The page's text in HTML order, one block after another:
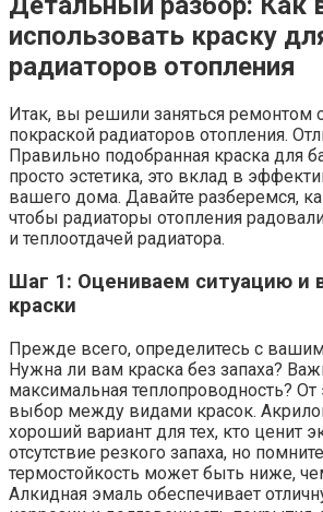
использовать краску
радиаторов отопления
Итак, вы решили заняться ремонтом
покраской радиаторов отопления.
Правильно подобранная краска для
просто эстетика, это вклад в
вашего дома. Давайте разберемся,
чтобы радиаторы отопления
и теплоотдачей радиатора.
Шаг 1: Оцениваем ситуацию и
краски
Прежде всего, определитесь с
Нужна ли вам краска без запаха?
максимальная теплопроводность? От
выбор между видами красок.
хороший вариант для тех, кто ценит
отсутствие резкого запаха, но
термостойкость может быть ниже,
Алкидная эмаль обеспечивает